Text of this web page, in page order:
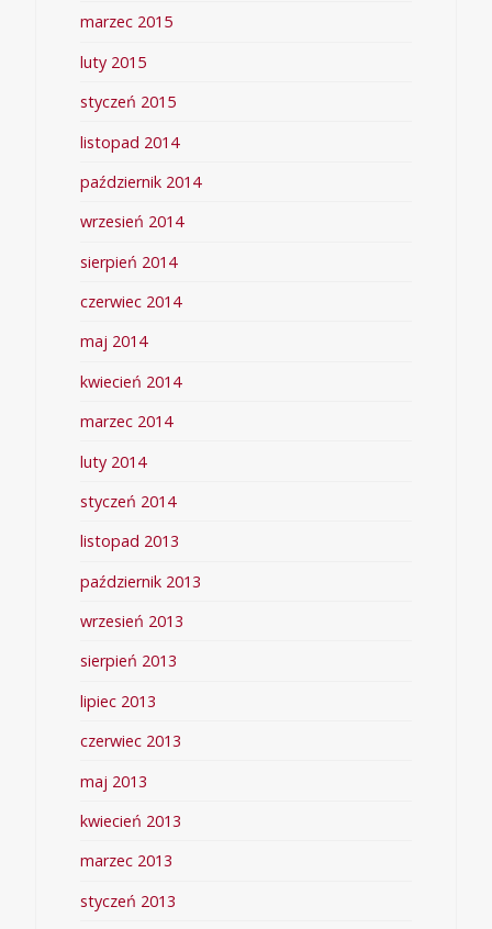
marzec 2015
luty 2015
styczeń 2015
listopad 2014
październik 2014
wrzesień 2014
sierpień 2014
czerwiec 2014
maj 2014
kwiecień 2014
marzec 2014
luty 2014
styczeń 2014
listopad 2013
październik 2013
wrzesień 2013
sierpień 2013
lipiec 2013
czerwiec 2013
maj 2013
kwiecień 2013
marzec 2013
styczeń 2013